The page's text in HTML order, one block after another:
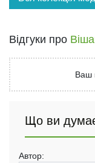
Відгуки про
Ваш
Що ви
Автор: